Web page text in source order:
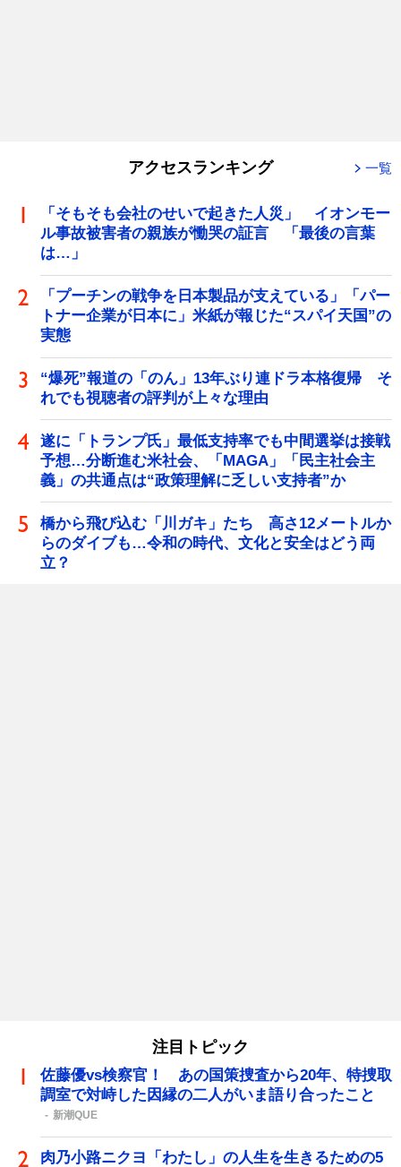
アクセスランキング 一覧
「そもそも会社のせいで起きた人災」 イオンモー
ル事故被害者の親族が慟哭の証言 「最後の言葉
は…」
「プーチンの戦争を日本製品が支えている」「パー
トナー企業が日本に」米紙が報じた“スパイ天国”の
実態
“爆死”報道の「のん」13年ぶり連ドラ本格復帰 そ
れでも視聴者の評判が上々な理由
遂に「トランプ氏」最低支持率でも中間選挙は接戦
予想…分断進む米社会、「MAGA」「民主社会主
義」の共通点は“政策理解に乏しい支持者”か
橋から飛び込む「川ガキ」たち 高さ12メートルか
らのダイブも…令和の時代、文化と安全はどう両
立？
注目トピック
佐藤優vs検察官！ あの国策捜査から20年、特捜取
調室で対峙した因縁の二人がいま語り合ったこと
新潮QUE
肉乃小路ニクヨ「わたし」の人生を生きるための5